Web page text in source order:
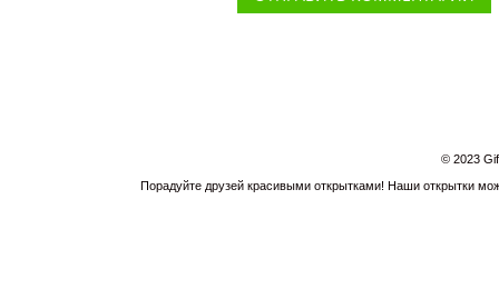
© 2023
Порадуйте друзей красивыми открытками! Наши открытки